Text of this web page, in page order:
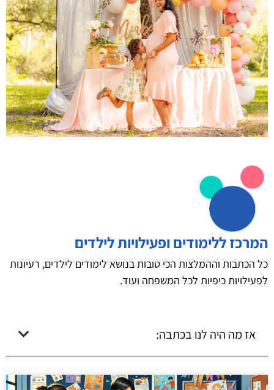
המרכז ללימודים ופעילויות לילדים
כל הכתבות וההמלצות הכי טובות בנושא לימודים לילדים, רעיונות
לפעילויות כיפיות לכל המשפחה ועוד.
אז מה היה לנו בכתבה: